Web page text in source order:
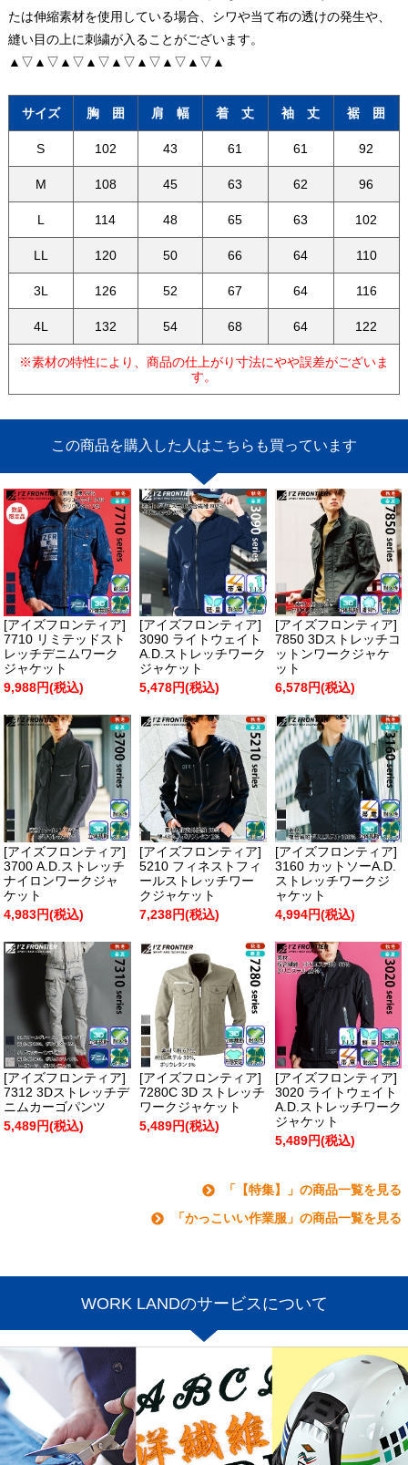
たは伸縮素材を使用している場合、シワや当て布の透けの発生や、
縫い目の上に刺繍が入ることがございます。
▲▽▲▽▲▽▲▽▲▽▲▽▲▽▲▽▲
サイズ 胸 囲 肩 幅 着 丈 袖 丈 裾 囲
S 102 43 61 61 92
M 108 45 63 62 96
L 114 48 65 63 102
LL 120 50 66 64 110
3L 126 52 67 64 116
4L 132 54 68 64 122
※素材の特性により、商品の仕上がり寸法にやや誤差がございま
す。
この商品を購入した人はこちらも買っています
[アイズフロンティア]
7710 リミテッドスト
レッチデニムワーク
ジャケット
9,988円(税込)
[アイズフロンティア]
3090 ライトウェイト
A.D.ストレッチワーク
ジャケット
5,478円(税込)
[アイズフロンティア]
7850 3Dストレッチコ
ットンワークジャケ
ット
6,578円(税込)
[アイズフロンティア]
3700 A.D.ストレッチ
ナイロンワークジャ
ケット
4,983円(税込)
[アイズフロンティア]
5210 フィネストフィ
ールストレッチワー
クジャケット
7,238円(税込)
[アイズフロンティア]
3160 カットソーA.D.
ストレッチワークジ
ャケット
4,994円(税込)
[アイズフロンティア]
7312 3Dストレッチデ
ニムカーゴパンツ
5,489円(税込)
[アイズフロンティア]
7280C 3D ストレッチ
ワークジャケット
5,489円(税込)
[アイズフロンティア]
3020 ライトウェイト
A.D.ストレッチワーク
ジャケット
5,489円(税込)
「【特集】」の商品一覧を見る
「かっこいい作業服」の商品一覧を見る
WORK LANDのサービスについて